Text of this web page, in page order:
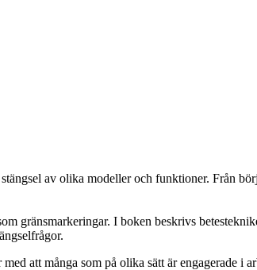
av olika modeller och funktioner. Från
gränsmarkeringar. I boken beskrivs
att många som på olika sätt är engagerade i